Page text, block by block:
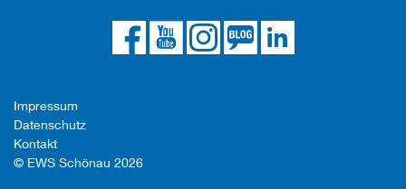
EWS
auf
Facebook
EWS
auf
YouTube
EWS
auf
Instagram
zum
EWS
Blog LinkedIn
Impressum
Datenschutz
Kontakt
© EWS Schönau 2026